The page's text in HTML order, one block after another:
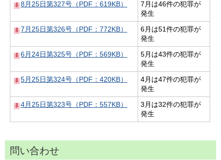
8月25日第327号（PDF：619KB）
7月は46件の犯罪が
発生
7月25日第326号（PDF：772KB）
6月は51件の犯罪が
発生
6月24日第325号（PDF：569KB）
5月は43件の犯罪が
発生
5月25日第324号（PDF：420KB）
4月は47件の犯罪が
発生
4月25日第323号（PDF：557KB）
3月は32件の犯罪が
発生
問い合わせ